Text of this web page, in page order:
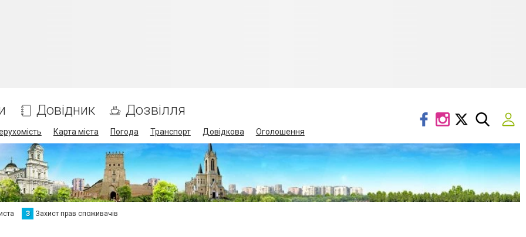
Довідник Дозвілля
Карта міста Погода Транспорт Довідкова Оголошення
З Захист прав споживачів